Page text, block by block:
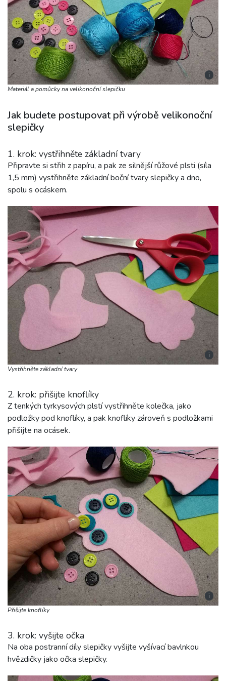
i
Materiál a pomůcky na velikonoční slepičku
Jak budete postupovat při výrobě velikonoční
slepičky
1. krok: vystřihněte základní tvary
Připravte si střih z papíru, a pak ze silnější růžové plsti (síla
1,5 mm) vystřihněte základní boční tvary slepičky a dno,
spolu s ocáskem.
i
Vystřihněte základní tvary
2. krok: přišijte knoflíky
Z tenkých tyrkysových plstí vystřihněte kolečka, jako
podložky pod knoflíky, a pak knoflíky zároveň s podložkami
přišijte na ocásek.
i
Přišijte knoflíky
3. krok: vyšijte očka
Na oba postranní díly slepičky vyšijte vyšívací bavlnkou
hvězdičky jako očka slepičky.